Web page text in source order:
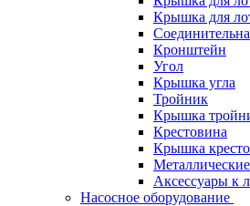
Крышка для
Кронштейн
Угол
Крышка угла
Тройник
Крышка
Крестовина
Крышка
Аксессуары к
Насосное оборудование